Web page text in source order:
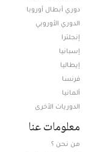
دوري أبطال أوروبا
الدوري الأوروبي
إنجلترا
إسبانيا
إيطاليا
فرنسا
ألمانيا
الدوريات الأخرى
معلومات عنا
من نحن ؟